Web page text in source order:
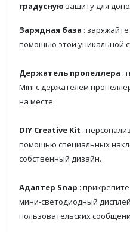
градусную защиту для
Зарядная база :
помощью этой уникальной
Держатель пропеллера :
Mini с держателем
на месте.
DIY Creative Kit :
помощью специальных
собственный дизайн.
Адаптер Snap :
мини-светодиодный
пользовательских